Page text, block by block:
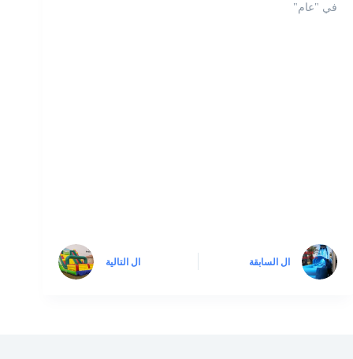
في "عام"
ال السابقة ال التالية